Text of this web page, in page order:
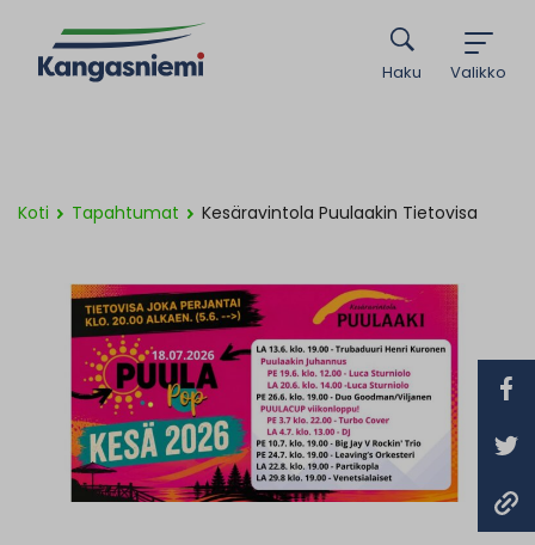
Valikko
Haku
Koti Tapahtumat Kesäravintola Puulaakin Tietovisa